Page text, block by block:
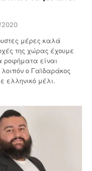
2020
μέρες καλά
της χώρας έχουμε
ροφήματα είναι
ο Γαϊδαράκος
ελληνικό μέλι.